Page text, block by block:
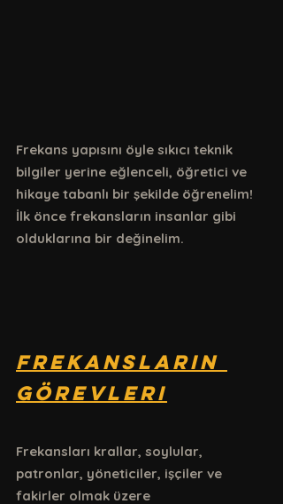
Frekans yapısını öyle sıkıcı teknik
bilgiler yerine eğlenceli, öğretici ve
hikaye tabanlı bir şekilde öğrenelim!
İlk önce frekansların insanlar gibi
olduklarına bir değinelim.
Frekansların
görevleri
Frekansları krallar, soylular,
patronlar, yöneticiler, işçiler ve
fakirler olmak üzere